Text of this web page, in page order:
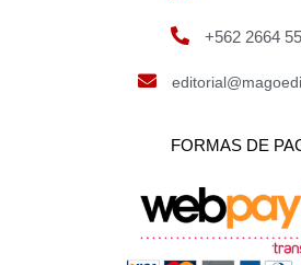
+562 2664
FORMAS DE